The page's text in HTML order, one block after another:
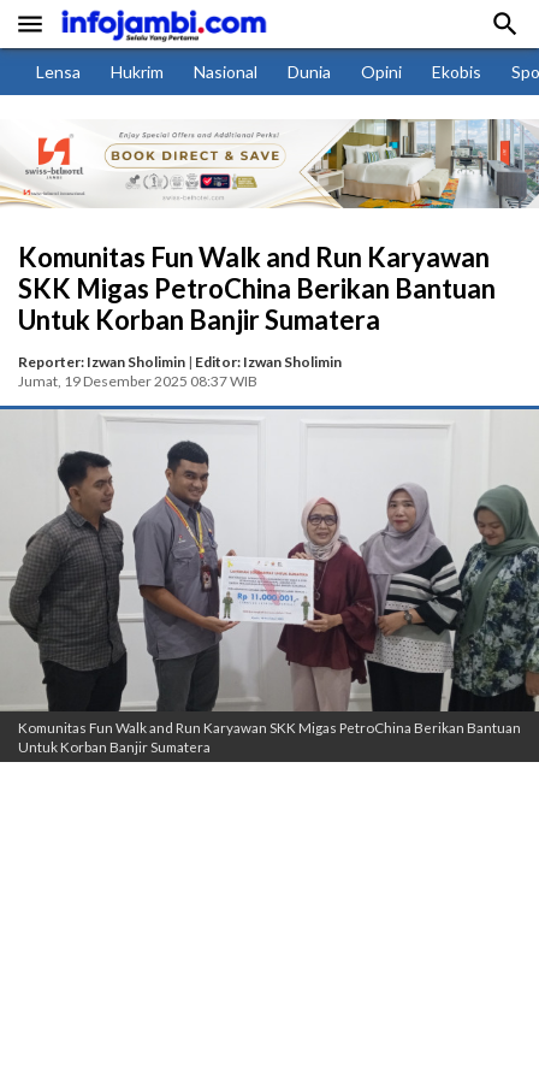
 
Lensa Hukrim Nasional Dunia Opini Ekobis
Komunitas Fun Walk and Run Karyawan
SKK Migas PetroChina Berikan Bantuan
Untuk Korban Banjir Sumatera
Reporter: Izwan Sholimin | Editor: Izwan Sholimin
Jumat, 19 Desember 2025 08:37 WIB
Komunitas Fun Walk and Run Karyawan SKK Migas PetroChina Berikan Bantuan
Untuk Korban Banjir Sumatera